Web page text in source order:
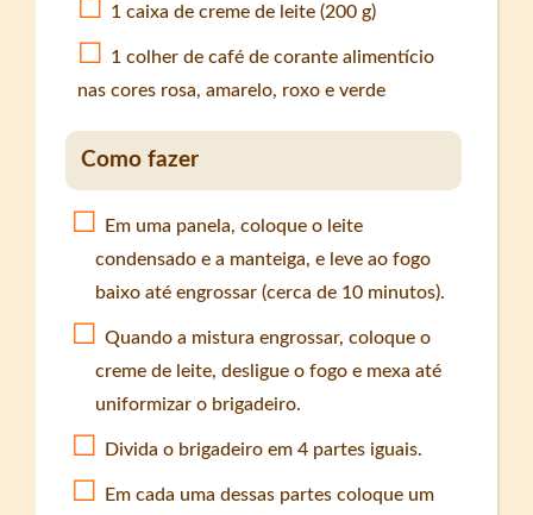
1 caixa de creme de leite (200 g)
1 colher de café de corante alimentício
nas cores rosa, amarelo, roxo e verde
Como fazer
Em uma panela, coloque o leite
condensado e a manteiga, e leve ao fogo
baixo até engrossar (cerca de 10 minutos).
Quando a mistura engrossar, coloque o
creme de leite, desligue o fogo e mexa até
uniformizar o brigadeiro.
Divida o brigadeiro em 4 partes iguais.
Em cada uma dessas partes coloque um